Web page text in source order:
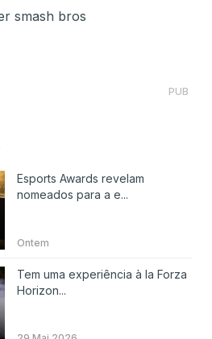
smash bros
PUB
Esports Awards revelam
nomeados para a e...
Ontem
Tem uma experiência à la Forza
Horizon...